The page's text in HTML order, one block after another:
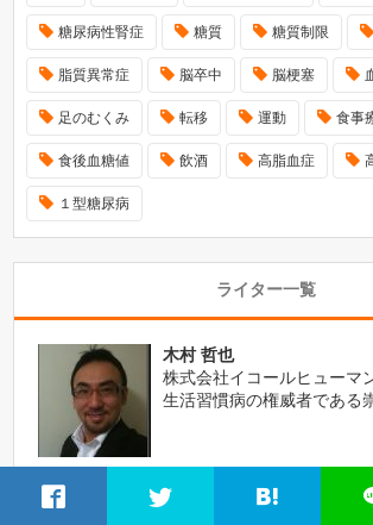
糖尿病性腎症 糖質 糖質制限
脂質異常症 脳卒中 脳梗塞
足のむくみ 転移 運動 食事
食後血糖値 飲酒 高脂血症
１型糖尿病
ライター一覧
木村 哲也
株式会社イコールヒューマ
生活習慣病の権威者である
薮内直純